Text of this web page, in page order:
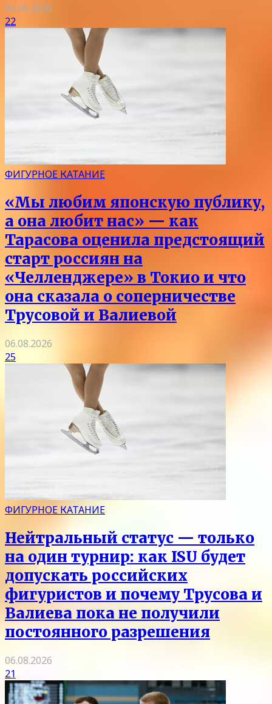
06.08.2026
22
ФИГУРНОЕ КАТАНИЕ
«Мы любим японскую публику,
а она любит нас» — как
Тарасова оценила предстоящий
старт россиян на
«Челленджере» в Токио и что
она сказала о соперничестве
Трусовой и Валиевой
06.08.2026
25
ФИГУРНОЕ КАТАНИЕ
Нейтральный статус — только
на один турнир: как ISU будет
допускать российских
фигуристов и почему Трусова и
Валиева пока не получили
постоянного разрешения
06.08.2026
21